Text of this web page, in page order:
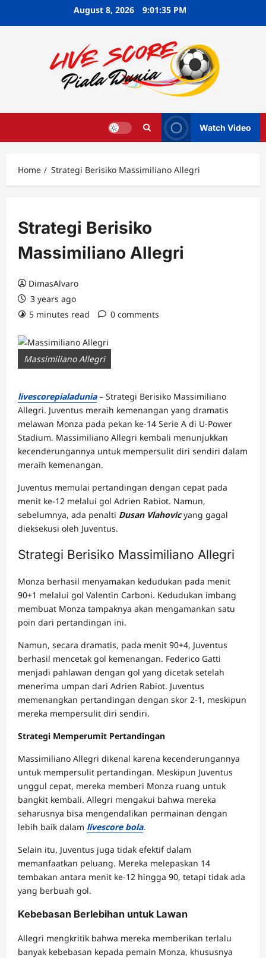
August 8, 2026 9:01:36 PM
Watch Video
Home Strategi Berisiko Massimiliano Allegri
Strategi Berisiko
Massimiliano Allegri
DimasAlvaro
3 years ago
5 minutes read
0 comments
Massimiliano Allegri
livescorepialadunia– Strategi Berisiko Massimiliano
Allegri. Juventus meraih kemenangan yang dramatis
melawan Monza pada pekan ke-14 Serie A di U-Power
Stadium. Massimiliano Allegri kembali menunjukkan
kecenderungannya untuk mempersulit diri sendiri dalam
meraih kemenangan.
Juventus memulai pertandingan dengan cepat pada
menit ke-12 melalui gol Adrien Rabiot. Namun,
sebelumnya, ada penalti Dusan Vlahovicyang gagal
dieksekusi oleh Juventus.
Strategi Berisiko Massimiliano Allegri
Monza berhasil menyamakan kedudukan pada menit
90+1 melalui gol Valentin Carboni. Kedudukan imbang
membuat Monza tampaknya akan mengamankan satu
poin dari pertandingan ini.
Namun, secara dramatis, pada menit 90+4, Juventus
berhasil mencetak gol kemenangan. Federico Gatti
menjadi pahlawan dengan gol yang dicetak setelah
menerima umpan dari Adrien Rabiot. Juventus
memenangkan pertandingan dengan skor 2-1, meskipun
mereka mempersulit diri sendiri.
Strategi Memperumit Pertandingan
Massimiliano Allegri dikenal karena kecenderungannya
untuk mempersulit pertandingan. Meskipun Juventus
unggul cepat, mereka memberi Monza ruang untuk
bangkit kembali. Allegri mengakui bahwa mereka
seharusnya bisa mengendalikan permainan dengan
lebih baik dalam livescore bola.
Selain itu, Juventus juga tidak efektif dalam
memanfaatkan peluang. Mereka melepaskan 14
tembakan antara menit ke-12 hingga 90, tetapi tidak ada
yang berbuah gol.
Kebebasan Berlebihan untuk Lawan
Allegri mengkritik bahwa mereka memberikan terlalu
banyak kebebasan kepada pemain Monza, khususnya